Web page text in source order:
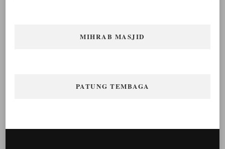
MIHRAB MASJID
PATUNG TEMBAGA